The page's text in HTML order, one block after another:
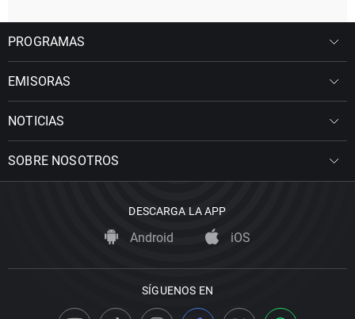
PROGRAMAS
EMISORAS
NOTICIAS
SOBRE NOSOTROS
DESCARGA LA APP
Android iOS
SÍGUENOS EN